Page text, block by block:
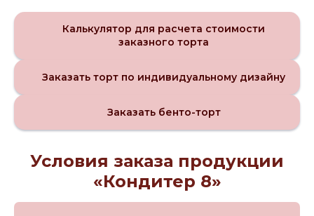
Калькулятор для расчета стоимости
заказного торта
Заказать торт по индивидуальному дизайну
Заказать бенто-торт
Условия заказа продукции
«Кондитер 8»